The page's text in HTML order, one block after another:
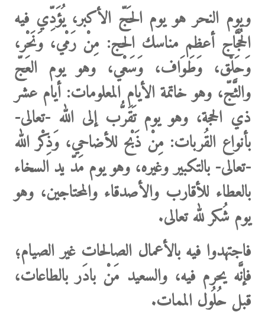
ويوم النحر هو يوم الحَجّ الأكبر، يُؤَدِّي فيه
الحُجَّاج أعظم مناسك الحج: مِنْ رَمْي، وَنَحْر،
وَحَلْق، وَطَوَاف، وَسَعْي، وهو يوم العَجّ
والثَّجّ، وهو خاتمة الأيام المعلومات: أيام عشر
ذي الحجة،وهو يوم تَقَرُّب إلى الله -تعالى-
بأنواع القُربات: مِنْ ذَبْح للأضاحي، وَذِكْر الله
-تعالى- بالتكبير وغيره، وهو يوم مَدّ يد السخاء
بالعطاء للأقارب والأصدقاء والمحتاجين، وهو
يوم شُكر لله تعالى.
فاجتهدوا فيه بالأعمال الصالحات غير الصيام؛
فإنَّه يحرم فيه، والسعيد مَنْ بادَر بالطاعات،
قبل حُلُول الممات.